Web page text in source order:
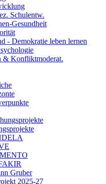
Schulentw.
Gesundheit
- Demokratie leben lernen
& Konfliktmoderat.
Gruber
2025-27